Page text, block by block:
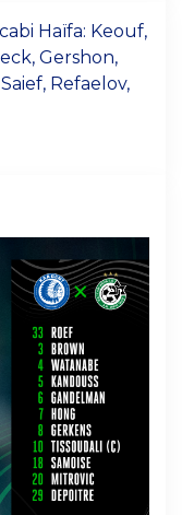
Haïfa: Keouf,
Gershon,
Refaelov,